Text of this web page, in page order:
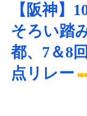
【阪神】
そろい踏
都、7＆8
点リレー